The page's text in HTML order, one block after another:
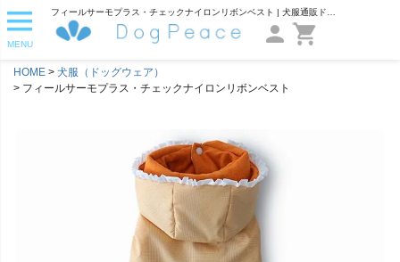
MENU
HOME
犬服（ドッグウェア）
フィールサーモプラス・チェックナイロンリボンベスト